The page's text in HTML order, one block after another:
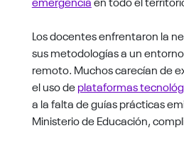
Los docentes enfrentaron la
sus metodologías a un
remoto. Muchos carecían de
el uso deplataformas
a la falta de guías prácticas
Ministerio de Educación,